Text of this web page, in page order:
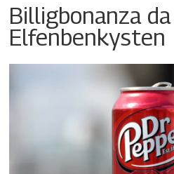
Billigbonanza
Elfenbenkysten